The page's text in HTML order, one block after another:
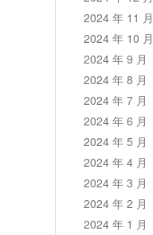
2024 年 11 月
2024 年 10 月
2024 年 9 月
2024 年 8 月
2024 年 7 月
2024 年 6 月
2024 年 5 月
2024 年 4 月
2024 年 3 月
2024 年 2 月
2024 年 1 月